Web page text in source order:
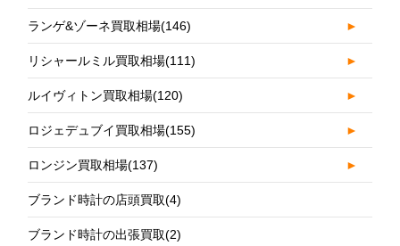
ランゲ&ゾーネ買取相場(146) ►
リシャールミル買取相場(111) ►
ルイヴィトン買取相場(120) ►
ロジェデュブイ買取相場(155) ►
ロンジン買取相場(137) ►
ブランド時計の店頭買取(4)
ブランド時計の出張買取(2)